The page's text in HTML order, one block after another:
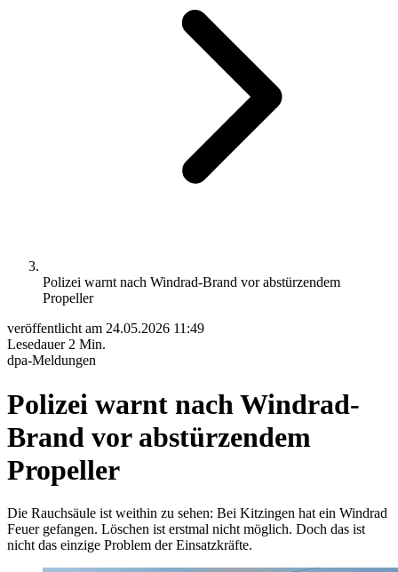
Polizei warnt nach Windrad-Brand vor abstürzendem
Propeller
veröffentlicht am 24.05.2026 11:49
Lesedauer 2 Min.
dpa-Meldungen
Polizei warnt nach Windrad-
Brand vor abstürzendem
Propeller
Die Rauchsäule ist weithin zu sehen: Bei Kitzingen hat ein Windrad
Feuer gefangen. Löschen ist erstmal nicht möglich. Doch das ist
nicht das einzige Problem der Einsatzkräfte.